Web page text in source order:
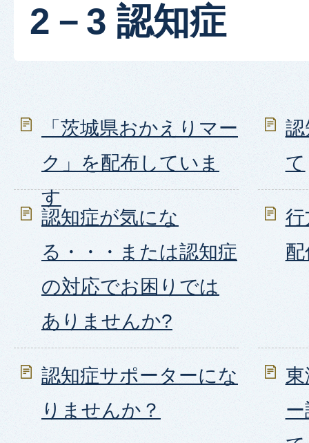
2－3 認知症
「茨城県おかえりマー
ク」を配布していま
す
て
認知症が気にな
る・・・または認知症
の対応でお困りでは
ありませんか?
認知症サポーターにな
りませんか？